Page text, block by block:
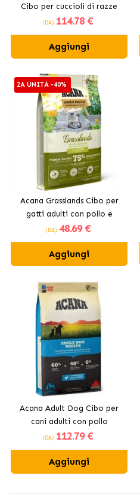
Cibo per cuccioli di razze
grandi con pollo
(DA) 114.78 €
Aggiungi
2A UNITÀ -40%
Acana Grasslands Cibo per
gatti adulti con pollo e
anatra
(DA) 48.69 €
Aggiungi
Acana Adult Dog Cibo per
cani adulti con pollo
(DA) 112.79 €
Aggiungi